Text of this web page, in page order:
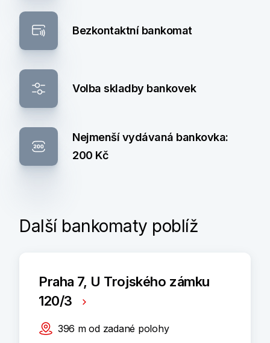
Bezkontaktní bankomat
Volba skladby bankovek
Nejmenší vydávaná bankovka:
200 Kč
Další bankomaty poblíž
Praha 7, U Trojského zámku
120/3
396 m od zadané polohy